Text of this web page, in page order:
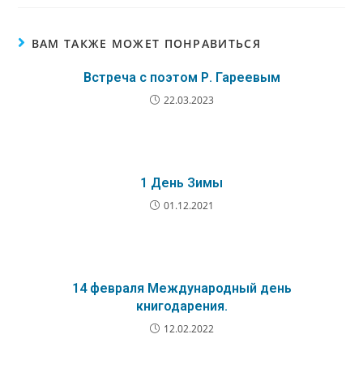
ВАМ ТАКЖЕ МОЖЕТ ПОНРАВИТЬСЯ
Встреча с поэтом Р. Гареевым
22.03.2023
1 День Зимы
01.12.2021
14 февраля Международный день
книгодарения.
12.02.2022